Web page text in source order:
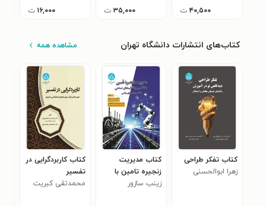
۴۰,۵۰۰ ت ۳۵,۰۰۰ ت ۱۶,۰۰۰ ت
کتاب‌های انتشارات دانشگاه تهران مشاهده همه
کتاب تفکر طراحی
زهرا ابوالحسنی
کتاب مدیریت
زنجیره تامین با
نگاهی بر انقلاب
زینب سازور
کتاب کاربردگرایی در
تفسیر
محمدتقی کبریت